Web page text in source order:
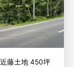
藤土地 450坪